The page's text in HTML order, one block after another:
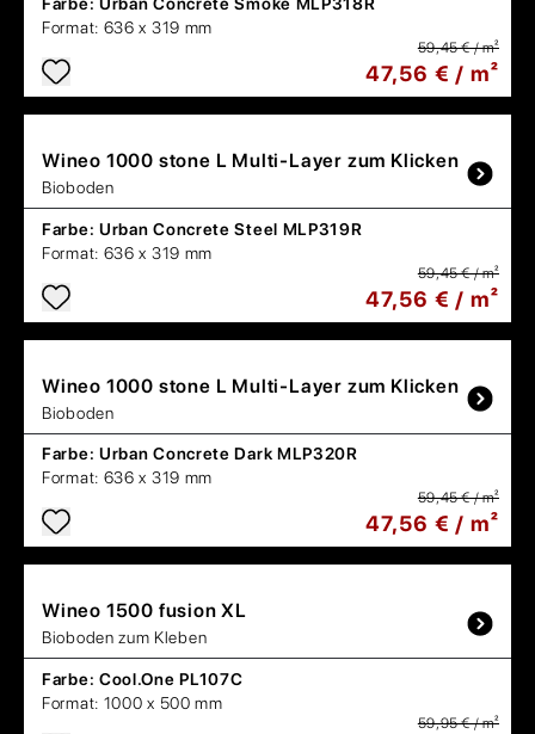
Farbe: Urban Concrete Smoke MLP318R
Format: 636 x 319 mm
59,45 € / m²
47,56 € / m²
Wineo 1000 stone L Multi-Layer zum Klicken
Bioboden
Farbe: Urban Concrete Steel MLP319R
Format: 636 x 319 mm
59,45 € / m²
47,56 € / m²
Wineo 1000 stone L Multi-Layer zum Klicken
Bioboden
Farbe: Urban Concrete Dark MLP320R
Format: 636 x 319 mm
59,45 € / m²
47,56 € / m²
Wineo 1500 fusion XL
Bioboden zum Kleben
Farbe: Cool.One PL107C
Format: 1000 x 500 mm
59,95 € / m²